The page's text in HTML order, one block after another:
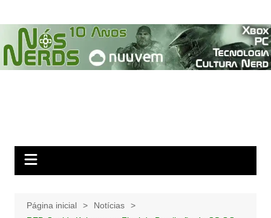
para
conteúdo
Página inicial
Notícias